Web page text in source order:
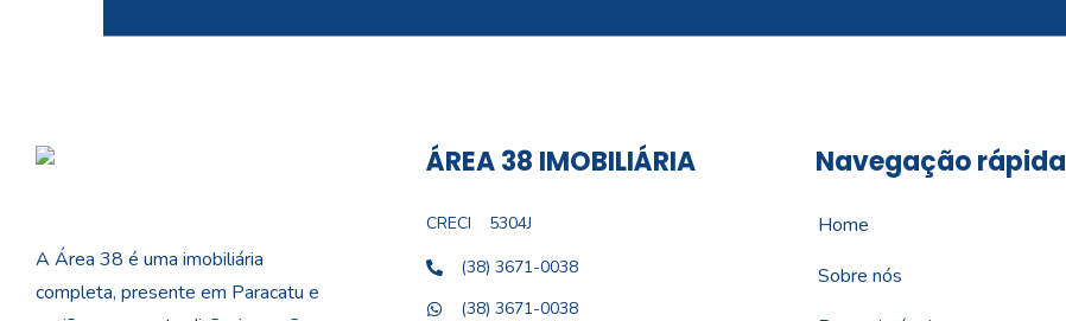
A Área 38 é uma imobiliária
completa, presente em Paracatu e
ÁREA 38 IMOBILIÁRIA
CRECI
5304J
(38) 3671-0038
(38) 3671-0038
Navegação rápida
Home
Sobre nós